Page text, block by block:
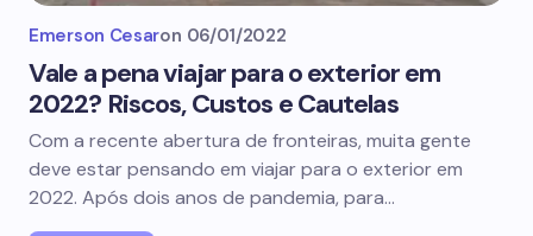
Emerson Cesaron 06/01/2022
Vale a pena viajar para o exterior em
2022? Riscos, Custos e Cautelas
Com a recente abertura de fronteiras, muita gente
deve estar pensando em viajar para o exterior em
2022. Após dois anos de pandemia, para…